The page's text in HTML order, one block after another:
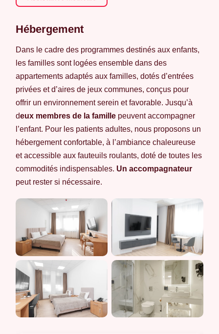
Hébergement
Dans le cadre des programmes destinés aux enfants,
les familles sont logées ensemble dans des
appartements adaptés aux familles, dotés d’entrées
privées et d’aires de jeux communes, conçus pour
offrir un environnement serein et favorable. Jusqu’à
deux membres de la famille peuvent accompagner
l’enfant. Pour les patients adultes, nous proposons un
hébergement confortable, à l’ambiance chaleureuse
et accessible aux fauteuils roulants, doté de toutes les
commodités indispensables. Un accompagnateur
peut rester si nécessaire.